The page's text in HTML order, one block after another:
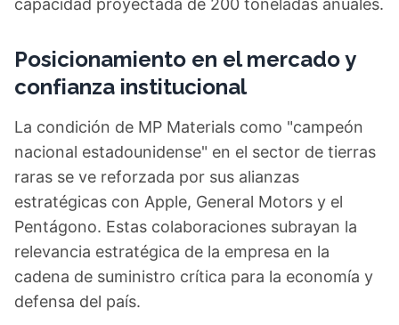
capacidad proyectada de 200 toneladas anuales.
Posicionamiento en el mercado y
confianza institucional
La condición de MP Materials como "campeón
nacional estadounidense" en el sector de tierras
raras se ve reforzada por sus alianzas
estratégicas con Apple, General Motors y el
Pentágono. Estas colaboraciones subrayan la
relevancia estratégica de la empresa en la
cadena de suministro crítica para la economía y
defensa del país.